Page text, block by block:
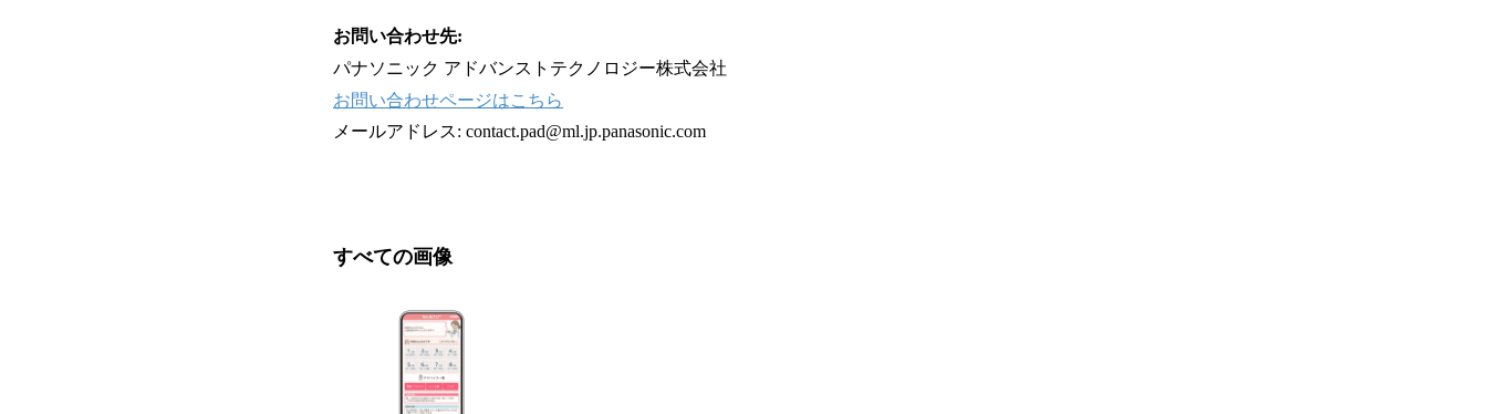
お問い合わせ先:
パナソニック アドバンストテクノロジー株式会社
お問い合わせページはこちら
メールアドレス: contact.pad@ml.jp.panasonic.com
すべての画像